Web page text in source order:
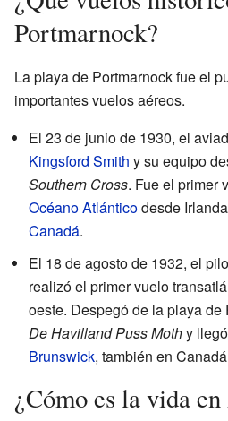
Portmarnock?
La playa de Portmarnock fue el
importantes vuelos aéreos.
El 23 de junio de 1930, el
Kingsford Smith y su equipo
Southern Cross. Fue el primer
Océano Atlánticodesde
Canadá.
El 18 de agosto de 1932, el
realizó el primer vuelo
oeste. Despegó de la playa de
De Havilland Puss Mothy
Brunswick, también en
¿Cómo es la vida